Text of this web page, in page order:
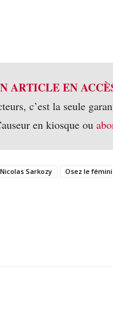
ARTICLE EN
c’est la seule
en kiosque ou
Nicolas Sarkozy Osez le